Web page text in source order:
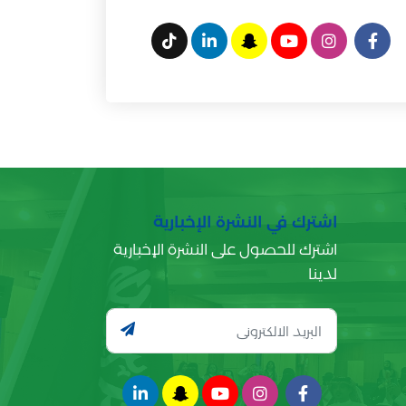
اشترك في النشرة الإخبارية
اشترك للحصول على النشرة الإخبارية
لدينا